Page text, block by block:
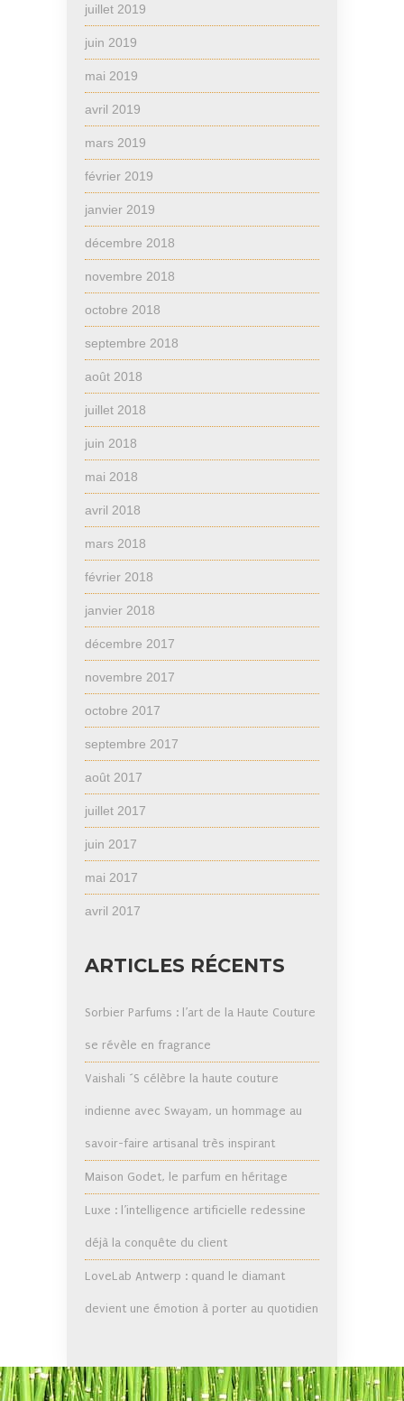
juillet 2019
juin 2019
mai 2019
avril 2019
mars 2019
février 2019
janvier 2019
décembre 2018
novembre 2018
octobre 2018
septembre 2018
août 2018
juillet 2018
juin 2018
mai 2018
avril 2018
mars 2018
février 2018
janvier 2018
décembre 2017
novembre 2017
octobre 2017
septembre 2017
août 2017
juillet 2017
juin 2017
mai 2017
avril 2017
ARTICLES RÉCENTS
Sorbier Parfums : l’art de la Haute Couture
se révèle en fragrance
Vaishali ´S célèbre la haute couture
indienne avec Swayam, un hommage au
savoir-faire artisanal très inspirant
Maison Godet, le parfum en héritage
Luxe : l’intelligence artificielle redessine
déjà la conquête du client
LoveLab Antwerp : quand le diamant
devient une émotion à porter au quotidien